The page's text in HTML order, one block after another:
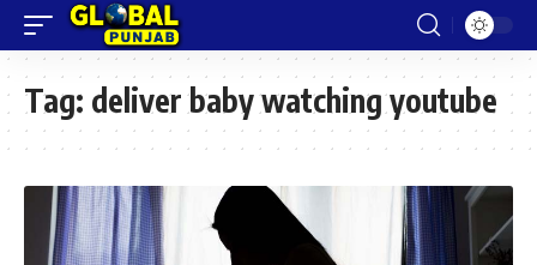
Tag: deliver baby watching youtube